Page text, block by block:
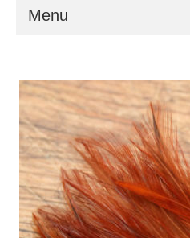
Menu
Contul meu
Cosul meu
Politica de confidențialitate
Intrebari frecvente
Livrare si plata